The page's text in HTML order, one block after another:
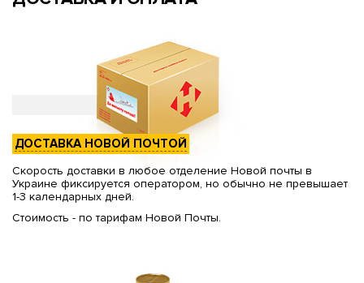
ДОСТАВКА НОВОЙ ПОЧТОЙ
Скорость доставки в любое отделение Новой почты в
Украине фиксируется оператором, но обычно не превышает
1-3 календарных дней.
Стоимость - по тарифам Новой Почты.